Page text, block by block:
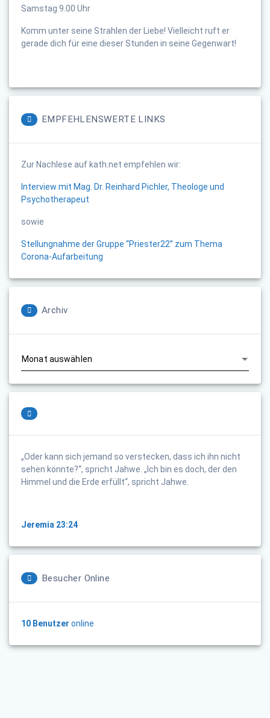
Samstag 9.00 Uhr
Komm unter seine Strahlen der Liebe! Vielleicht ruft er
gerade dich für eine dieser Stunden in seine Gegenwart!
EMPFEHLENSWERTE LINKS
Zur Nachlese auf kath.net empfehlen wir:
Interview mit Mag. Dr. Reinhard Pichler, Theologe und
Psychotherapeut
sowie
Stellungnahme der Gruppe “Priester22” zum Thema
Corona-Aufarbeitung
Archiv
„Oder kann sich jemand so verstecken, dass ich ihn nicht
sehen könnte?“, spricht Jahwe. „Ich bin es doch, der den
Himmel und die Erde erfüllt“, spricht Jahwe.
Jeremia 23:24
Besucher Online
10 Benutzer online